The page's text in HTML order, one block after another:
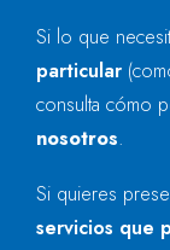
Si lo que
particular
consulta cómo
nosotros.
Si quieres
servicios que